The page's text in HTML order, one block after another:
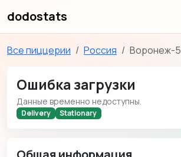
dodostats
Все пиццерии Россия Воронеж-5
Ошибка загрузки
Данные временно недоступны.
Delivery Stationary